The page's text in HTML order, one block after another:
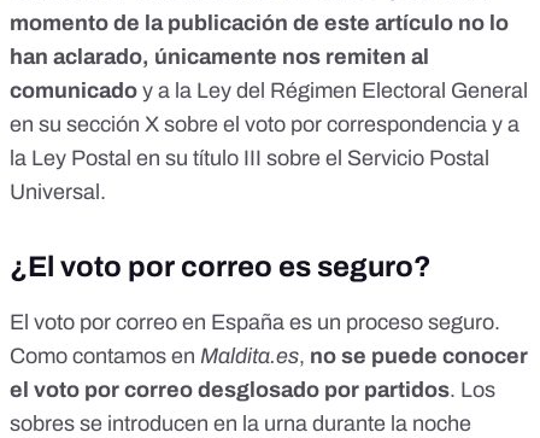
momento de la publicación de este artículo no lo
han aclarado, únicamente nos remiten al
comunicado y a la Ley del Régimen Electoral General
en su sección X sobre el voto por correspondencia y a
la Ley Postal en su título III sobre el Servicio Postal
Universal.
¿El voto por correo es seguro?
El voto por correo en España es un proceso seguro.
Como contamos en Maldita.es, no se puede conocer
el voto por correo desglosado por partidos. Los
sobres se introducen en la urna durante la noche